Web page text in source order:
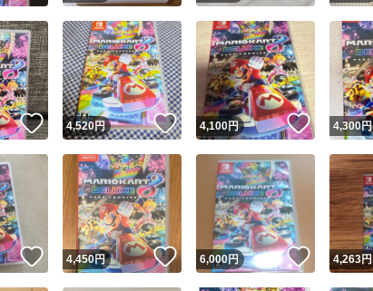
いいね！
4,520円 いいね！
4,100円 いいね！
4,300円
いいね！
4,450円 いいね！
6,000円 いいね！
4,263円